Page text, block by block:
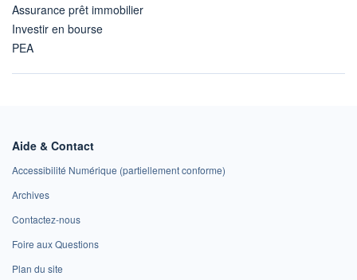
Assurance prêt immobilier
Investir en bourse
PEA
Aide & Contact
Accessibilité Numérique (partiellement conforme)
Archives
Contactez-nous
Foire aux Questions
Plan du site